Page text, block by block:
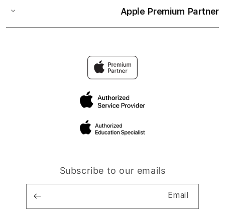
Apple Premium Partner
Subscribe to our emails
Email